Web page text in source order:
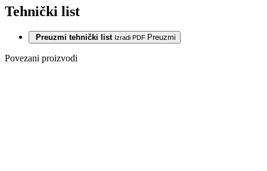
Tehnički list
Preuzmi tehnički list Izradi PDF Preuzmi
Povezani proizvodi